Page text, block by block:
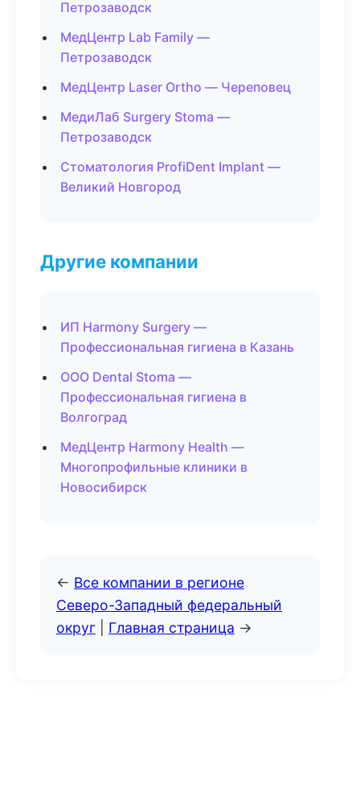
Петрозаводск
МедЦентр Lab Family —
Петрозаводск
МедЦентр Laser Ortho — Череповец
МедиЛаб Surgery Stoma —
Петрозаводск
Стоматология ProfiDent Implant —
Великий Новгород
Другие компании
ИП Harmony Surgery —
Профессиональная гигиена в Казань
ООО Dental Stoma —
Профессиональная гигиена в
Волгоград
МедЦентр Harmony Health —
Многопрофильные клиники в
Новосибирск
← Все компании в регионе
Северо-Западный федеральный
округ
Главная страница →